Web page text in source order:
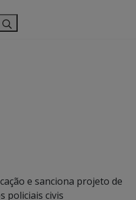
e sanciona projeto de
policiais civis